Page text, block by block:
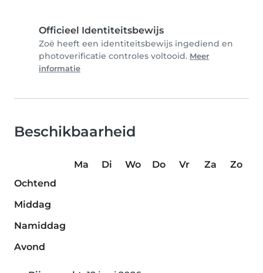
Officieel Identiteitsbewijs
Zoë heeft een identiteitsbewijs ingediend en
photoverificatie controles voltooid. Meer
informatie
Beschikbaarheid
Ma Di Wo Do Vr Za
Zo
Ochtend
Middag
Namiddag
Avond